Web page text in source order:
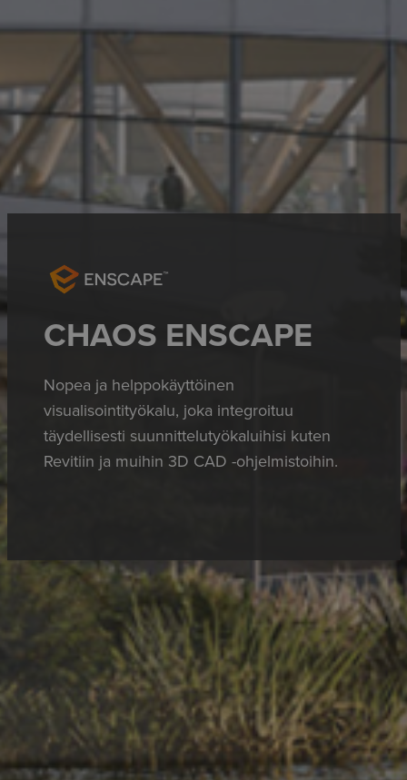
CHAOS ENSCAPE
Nopea ja helppokäyttöinen
visualisointityökalu, joka integroituu
täydellisesti suunnittelutyökaluihisi kuten
Revitiin ja muihin 3D CAD -ohjelmistoihin.